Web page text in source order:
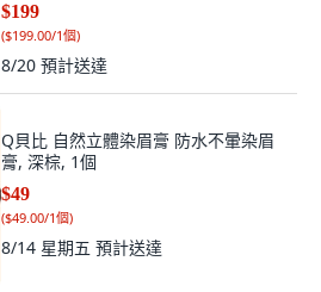
$199
($199.00/1個)
8/20 預計送達
Q貝比 自然立體染眉膏 防水不暈染眉
膏, 深棕, 1個
$49
($49.00/1個)
8/14 星期五 預計送達